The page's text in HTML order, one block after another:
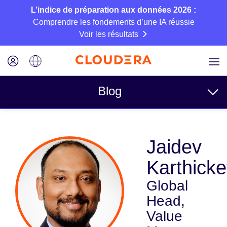
L’indice de préparation aux données 2026 :
Comprendre les fondements d’une IA réussie
Voir les résultats
Blog
Business
Technique
Partenaires
Culture
Jaidev
Global
Head,
Value